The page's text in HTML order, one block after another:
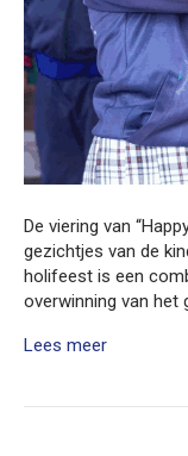
De viering van
gezichtjes van de
holifeest is een
overwinning van het
Lees meer